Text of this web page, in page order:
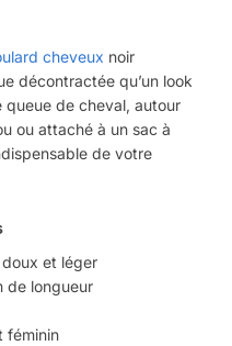
cheveux noir
décontractée qu’un look
queue de cheval, autour
ou attaché à un sac à
de votre
et léger
de longueur
féminin